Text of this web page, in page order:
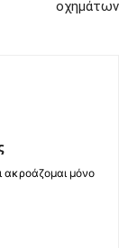
οχημάτων
ακροάζομαι μόνο